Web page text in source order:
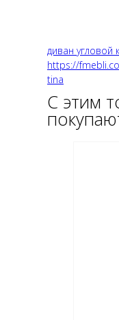
диван угловой
https://
tina
С этим